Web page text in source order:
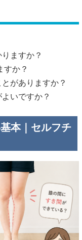
ますか？
すか？
がありますか？
いですか？
本｜セルフチ